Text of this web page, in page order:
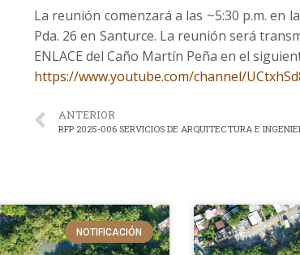
La reunión comenzará a las ~5:30 p.m. en
Pda. 26 en Santurce. La reunión será
ENLACE del Caño Martín Peña en el
https://www.youtube.com/channel/
ANTERIOR
NOTIFICACIÓN